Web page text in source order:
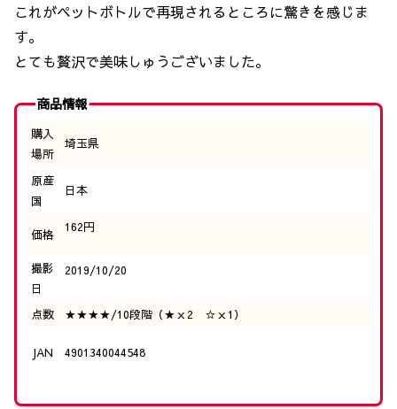
これがペットボトルで再現されるところに驚きを感じま
す。
とても贅沢で美味しゅうございました。
商品情報
購入
場所
埼玉県
原産
国
日本
価格
162円
撮影
日
2019/10/20
点数 ★★★★/10段階（★ｘ2 ☆ｘ1）
JAN 4901340044548